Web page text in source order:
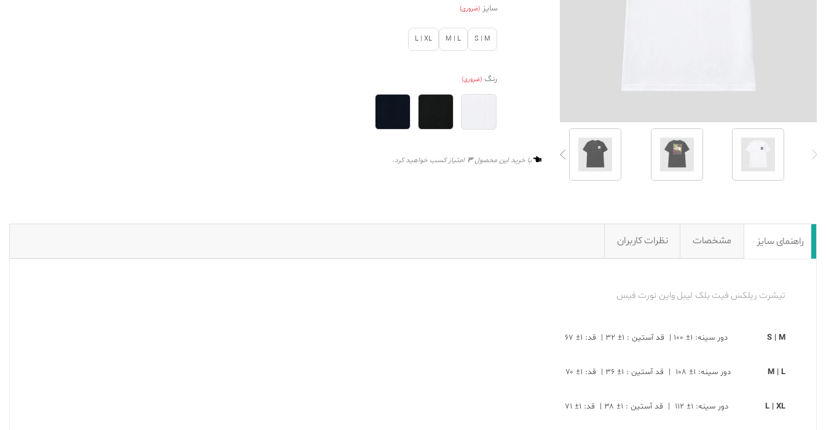
سایز (ضروری)
S | M
M | L
L | XL
رنگ (ضروری)
با خرید این محصول3 امتیاز کسب خواهید کرد.
راهنمای سایز مشخصات نظرات کاربران
تیشرت ریلکس فیت بلک لیبل واین نورت فیس
S | M دور سینه: ۱± ۱۰۰ | قد آستین : ۱± ۳۲ | قد: ۱± ۶۷
M | L دور سینه: ۱± ۱۰۸ | قد آستین : ۱± ۳۶ | قد: ۱± ۷۰
L | XL دور سینه: ۱± ۱۱۲ | قد آستین : ۱± ۳۸ | قد: ۱± ۷۱